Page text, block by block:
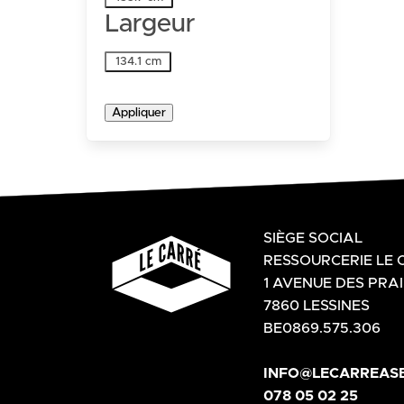
Largeur
Largeur
134.1 cm
Appliquer
SIÈGE SOCIAL
RESSOURCERIE LE
1 AVENUE DES
7860 LESSINES
BE0869.575.306
078 05 02 25